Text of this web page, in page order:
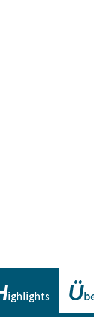
ighlights Ü